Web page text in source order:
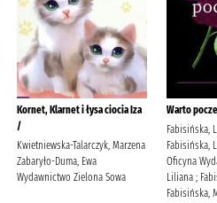
Kornet, Klarnet i łysa ciocia Iza
/
Kwietniewska-Talarczyk, Marzena
Zabaryło-Duma, Ewa
Wydawnictwo Zielona Sowa
Warto
Fabisińska,
Fabisińska,
Oficyna
Liliana ;
Fabisińska,